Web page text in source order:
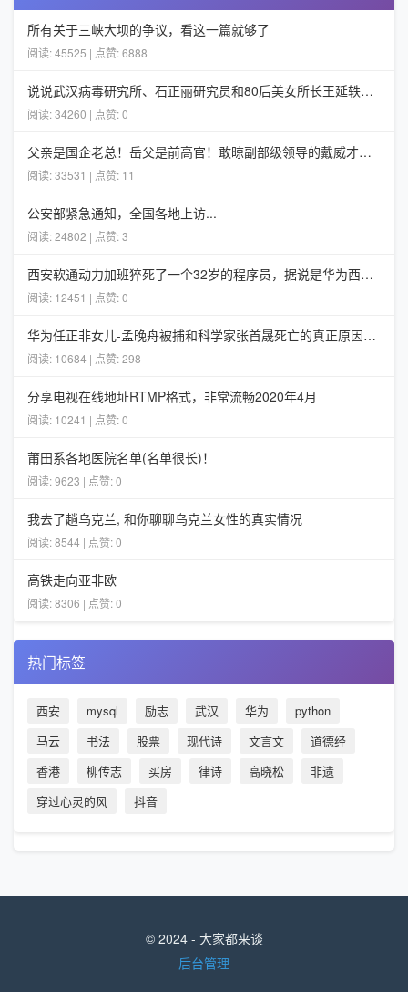
所有关于三峡大坝的争议，看这一篇就够了
阅读: 45525 | 点赞: 6888
说说武汉病毒研究所、石正丽研究员和80后美女所长王延轶的一些事
阅读: 34260 | 点赞: 0
父亲是国企老总！岳父是前高官！敢晾副部级领导的戴威才不担心ofo
阅读: 33531 | 点赞: 11
公安部紧急通知，全国各地上访...
阅读: 24802 | 点赞: 3
西安软通动力加班猝死了一个32岁的程序员，据说是华为西安5G项目组的
阅读: 12451 | 点赞: 0
华为任正非女儿-孟晚舟被捕和科学家张首晟死亡的真正原因分析
阅读: 10684 | 点赞: 298
分享电视在线地址RTMP格式，非常流畅2020年4月
阅读: 10241 | 点赞: 0
莆田系各地医院名单(名单很长)！
阅读: 9623 | 点赞: 0
我去了趟乌克兰, 和你聊聊乌克兰女性的真实情况
阅读: 8544 | 点赞: 0
高铁走向亚非欧
阅读: 8306 | 点赞: 0
热门标签
西安 mysql 励志 武汉 华为
python
马云
书法 股票 现代诗 文言文
道德经
香港
柳传志 买房 律诗 高晓松
非遗
穿过心灵的风
抖音
© 2024 - 大家都来谈
后台管理